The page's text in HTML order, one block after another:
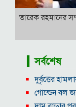
তারেক রহমানের
▎সর্বশেষ
দুর্বৃত্তের
গোল্ডেন বল